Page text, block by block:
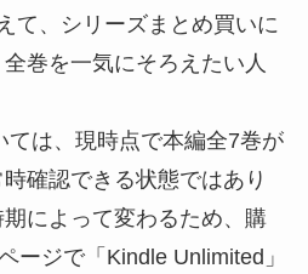
て、シリーズまとめ買いに
巻を一気にそろえたい人
ては、現時点で本編全7巻が
確認できる状態ではあり
によって変わるため、購
ージで「Kindle Unlimited」